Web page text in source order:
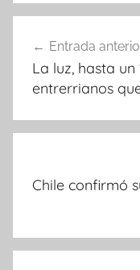
de
entradas
Entrada
La luz, hasta
entrerrianos
Chile confirmó